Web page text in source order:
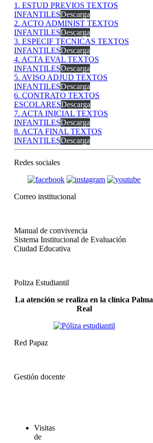
1. ESTUD PREVIOS TEXTOS
INFANTILESDescarga
2. ACTO ADMINIST TEXTOS
INFANTILESDescarga
3. ESPECIF TECNICAS TEXTOS
INFANTILESDescarga
4. ACTA EVAL TEXTOS
INFANTILESDescarga
5. AVISO ADJUD TEXTOS
INFANTILESDescarga
6. CONTRATO TEXTOS
ESCOLARESDescarga
7. ACTA INICIAL TEXTOS
INFANTILESDescarga
8. ACTA FINAL TEXTOS
INFANTILESDescarga
Redes sociales
Correo institucional
Manual de convivencia
Sistema Institucional de Evaluación
Ciudad Educativa
Poliza Estudiantil
La atención se realiza en la clínica Palma
Real
Red Papaz
Gestión docente
Visitas
de